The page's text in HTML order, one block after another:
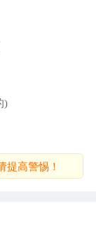
)
提高警惕！